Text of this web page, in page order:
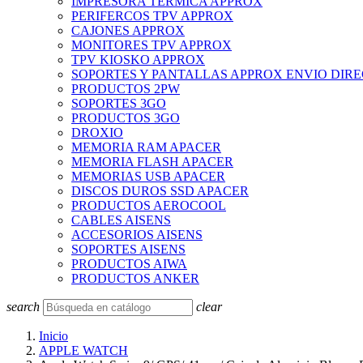
PERIFERCOS TPV APPROX
CAJONES APPROX
MONITORES TPV APPROX
TPV KIOSKO APPROX
SOPORTES Y PANTALLAS APPROX ENVIO
PRODUCTOS 2PW
SOPORTES 3GO
PRODUCTOS 3GO
DROXIO
MEMORIA RAM APACER
MEMORIA FLASH APACER
MEMORIAS USB APACER
DISCOS DUROS SSD APACER
PRODUCTOS AEROCOOL
CABLES AISENS
ACCESORIOS AISENS
SOPORTES AISENS
PRODUCTOS AIWA
PRODUCTOS ANKER
search clear
Inicio
APPLE WATCH